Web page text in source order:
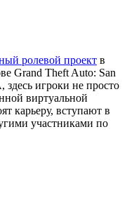
ролевой проект в
Grand Theft Auto: San
игроки не просто
виртуальной
карьеру, вступают в
участниками по